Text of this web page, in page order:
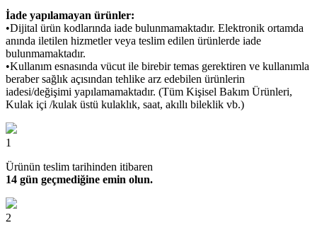
İade yapılamayan ürünler:
•Dijital ürün kodlarında iade bulunmamaktadır. Elektronik ortamda
anında iletilen hizmetler veya teslim edilen ürünlerde iade
bulunmamaktadır.
•Kullanım esnasında vücut ile birebir temas gerektiren ve kullanımla
beraber sağlık açısından tehlike arz edebilen ürünlerin
iadesi/değişimi yapılamamaktadır. (Tüm Kişisel Bakım Ürünleri,
Kulak içi /kulak üstü kulaklık, saat, akıllı bileklik vb.)
1
Ürünün teslim tarihinden itibaren
14 gün geçmediğine emin olun.
2